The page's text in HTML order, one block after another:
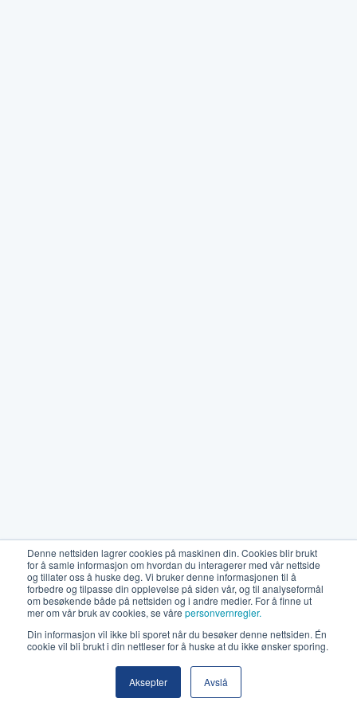
Denne nettsiden lagrer cookies på maskinen din. Cookies blir brukt
for å samle informasjon om hvordan du interagerer med vår nettside
og tillater oss å huske deg. Vi bruker denne informasjonen til å
forbedre og tilpasse din opplevelse på siden vår, og til analyseformål
om besøkende både på nettsiden og i andre medier. For å finne ut
mer om vår bruk av cookies, se våre personvernregler.
Din informasjon vil ikke bli sporet når du besøker denne nettsiden. Én
cookie vil bli brukt i din nettleser for å huske at du ikke ønsker sporing.
Aksepter Avslå